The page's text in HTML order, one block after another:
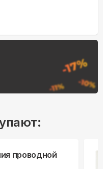
проводной